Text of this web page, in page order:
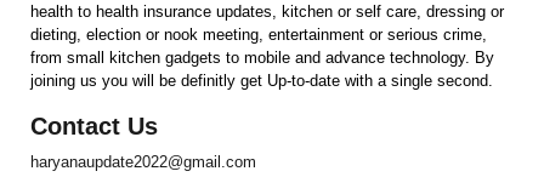
health to health insurance updates, kitchen or self care, dressing or
dieting, election or nook meeting, entertainment or serious crime,
from small kitchen gadgets to mobile and advance technology. By
joining us you will be definitly get Up-to-date with a single second.
Contact Us
haryanaupdate2022@gmail.com